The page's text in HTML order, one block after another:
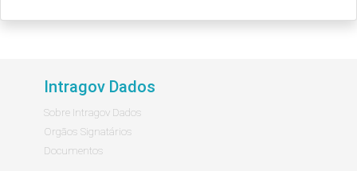
Intragov Dados
Sobre Intragov Dados
Orgãos Signatários
Documentos